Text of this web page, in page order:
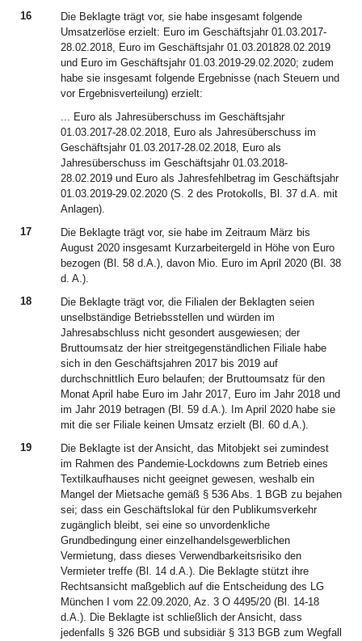
16
Die Beklagte trägt vor, sie habe insgesamt folgende
Umsatzerlöse erzielt: Euro im Geschäftsjahr 01.03.2017-
28.02.2018, Euro im Geschäftsjahr 01.03.201828.02.2019
und Euro im Geschäftsjahr 01.03.2019-29.02.2020; zudem
habe sie insgesamt folgende Ergebnisse (nach Steuern und
vor Ergebnisverteilung) erzielt:
... Euro als Jahresüberschuss im Geschäftsjahr
01.03.2017-28.02.2018, Euro als Jahresüberschuss im
Geschäftsjahr 01.03.2017-28.02.2018, Euro als
Jahresüberschuss im Geschäftsjahr 01.03.2018-
28.02.2019 und Euro als Jahresfehlbetrag im Geschäftsjahr
01.03.2019-29.02.2020 (S. 2 des Protokolls, Bl. 37 d.A. mit
Anlagen).
17
Die Beklagte trägt vor, sie habe im Zeitraum März bis
August 2020 insgesamt Kurzarbeitergeld in Höhe von Euro
bezogen (Bl. 58 d.A.), davon Mio. Euro im April 2020 (Bl. 38
d. A.).
18
Die Beklagte trägt vor, die Filialen der Beklagten seien
unselbständige Betriebsstellen und würden im
Jahresabschluss nicht gesondert ausgewiesen; der
Bruttoumsatz der hier streitgegenständlichen Filiale habe
sich in den Geschäftsjahren 2017 bis 2019 auf
durchschnittlich Euro belaufen; der Bruttoumsatz für den
Monat April habe Euro im Jahr 2017, Euro im Jahr 2018 und
im Jahr 2019 betragen (Bl. 59 d.A.). Im April 2020 habe sie
mit die ser Filiale keinen Umsatz erzielt (Bl. 60 d.A.).
19
Die Beklagte ist der Ansicht, das Mitobjekt sei zumindest
im Rahmen des Pandemie-Lockdowns zum Betrieb eines
Textilkaufhauses nicht geeignet gewesen, weshalb ein
Mangel der Mietsache gemäß § 536 Abs. 1 BGB zu bejahen
sei; dass ein Geschäftslokal für den Publikumsverkehr
zugänglich bleibt, sei eine so unvordenkliche
Grundbedingung einer einzelhandelsgewerblichen
Vermietung, dass dieses Verwendbarkeitsrisiko den
Vermieter treffe (Bl. 14 d.A.). Die Beklagte stützt ihre
Rechtsansicht maßgeblich auf die Entscheidung des LG
München I vom 22.09.2020, Az. 3 O 4495/20 (Bl. 14-18
d.A.). Die Beklagte ist schließlich der Ansicht, dass
jedenfalls § 326 BGB und subsidiär § 313 BGB zum Wegfall